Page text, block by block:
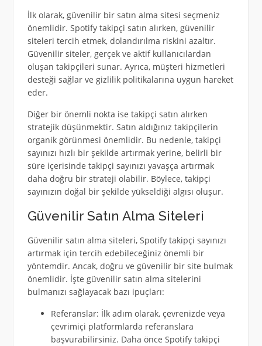
İlk olarak, güvenilir bir satın alma sitesi seçmeniz
önemlidir. Spotify takipçi satın alırken, güvenilir
siteleri tercih etmek, dolandırılma riskini azaltır.
Güvenilir siteler, gerçek ve aktif kullanıcılardan
oluşan takipçileri sunar. Ayrıca, müşteri hizmetleri
desteği sağlar ve gizlilik politikalarına uygun hareket
eder.
Diğer bir önemli nokta ise takipçi satın alırken
stratejik düşünmektir. Satın aldığınız takipçilerin
organik görünmesi önemlidir. Bu nedenle, takipçi
sayınızı hızlı bir şekilde artırmak yerine, belirli bir
süre içerisinde takipçi sayınızı yavaşça artırmak
daha doğru bir strateji olabilir. Böylece, takipçi
sayınızın doğal bir şekilde yükseldiği algısı oluşur.
Güvenilir Satın Alma Siteleri
Güvenilir satın alma siteleri, Spotify takipçi sayınızı
artırmak için tercih edebileceğiniz önemli bir
yöntemdir. Ancak, doğru ve güvenilir bir site bulmak
önemlidir. İşte güvenilir satın alma sitelerini
bulmanızı sağlayacak bazı ipuçları:
Referanslar: İlk adım olarak, çevrenizde veya
çevrimiçi platformlarda referanslara
başvurabilirsiniz. Daha önce Spotify takipçi